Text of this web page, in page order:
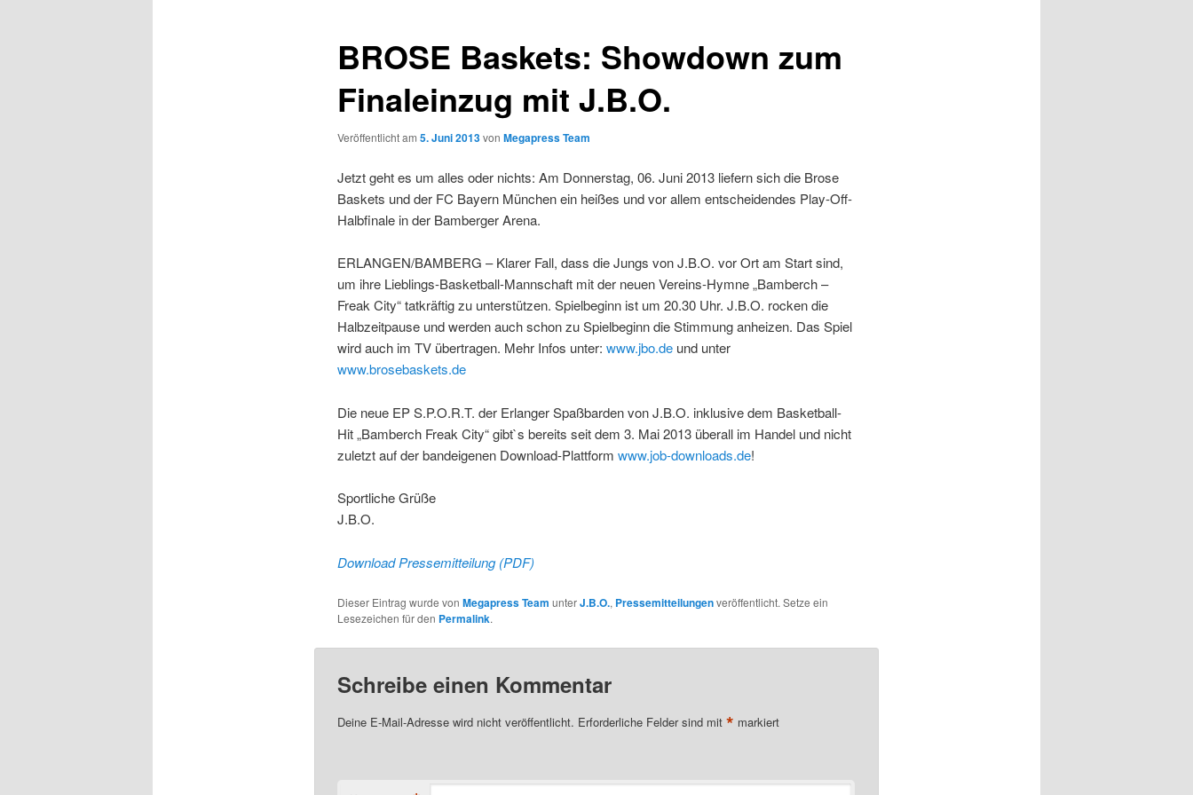
BROSE Baskets: Showdown zum
Finaleinzug mit J.B.O.
Veröffentlicht am 5. Juni 2013von Megapress Team
Jetzt geht es um alles oder nichts: Am Donnerstag, 06. Juni 2013 liefern sich die Brose
Baskets und der FC Bayern München ein heißes und vor allem entscheidendes Play-Off-
Halbfinale in der Bamberger Arena.
ERLANGEN/BAMBERG – Klarer Fall, dass die Jungs von J.B.O. vor Ort am Start sind,
um ihre Lieblings-Basketball-Mannschaft mit der neuen Vereins-Hymne „Bamberch –
Freak City“ tatkräftig zu unterstützen. Spielbeginn ist um 20.30 Uhr. J.B.O. rocken die
Halbzeitpause und werden auch schon zu Spielbeginn die Stimmung anheizen. Das Spiel
wird auch im TV übertragen. Mehr Infos unter: www.jbo.deund unter
www.brosebaskets.de
Die neue EP S.P.O.R.T. der Erlanger Spaßbarden von J.B.O. inklusive dem Basketball-
Hit „Bamberch Freak City“ gibt`s bereits seit dem 3. Mai 2013 überall im Handel und nicht
zuletzt auf der bandeigenen Download-Plattform www.job-downloads.de!
Sportliche Grüße
J.B.O.
Download Pressemitteilung (PDF)
Dieser Eintrag wurde von Megapress Team unterJ.B.O., Pressemitteilungenveröffentlicht. Setze ein
Lesezeichen für den Permalink.
Schreibe einen Kommentar
Deine E-Mail-Adresse wird nicht veröffentlicht. Erforderliche Felder sind mit * markiert